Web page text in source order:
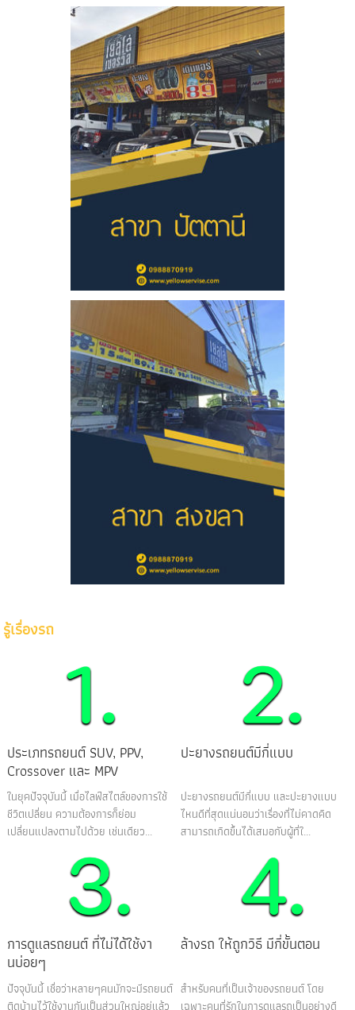
รู้เรื่องรถ
ประเภทรถยนต์ SUV, PPV,
Crossover และ MPV
ในยุคปัจจุบันนี้ เมื่อไลฟ์สไตล์ของการใช้
ชีวิตเปลี่ยน ความต้องการก็ย่อม
เปลี่ยนแปลงตามไปด้วย เช่นเดียว...
ปะยางรถยนต์มีกี่แบบ
ปะยางรถยนต์มีกี่แบบ และปะยางแบบ
ไหนดีที่สุดแน่นอนว่าเรื่องที่ไม่คาดคิด
สามารถเกิดขึ้นได้เสมอกับผู้ที่ใ...
การดูแลรถยนต์ ที่ไม่ได้ใช้งา
นบ่อยๆ
ปัจจุบันนี้ เชื่อว่าหลายๆคนมักจะมีรถยนต์
ติดบ้านไว้ใช้งานกันเป็นส่วนใหญ่อยู่แล้ว
ล้างรถ ให้ถูกวิธี มีกี่ขั้นตอน
สำหรับคนที่เป็นเจ้าของรถยนต์ โดย
เฉพาะคนที่รักในการดูแลรถเป็นอย่างดี